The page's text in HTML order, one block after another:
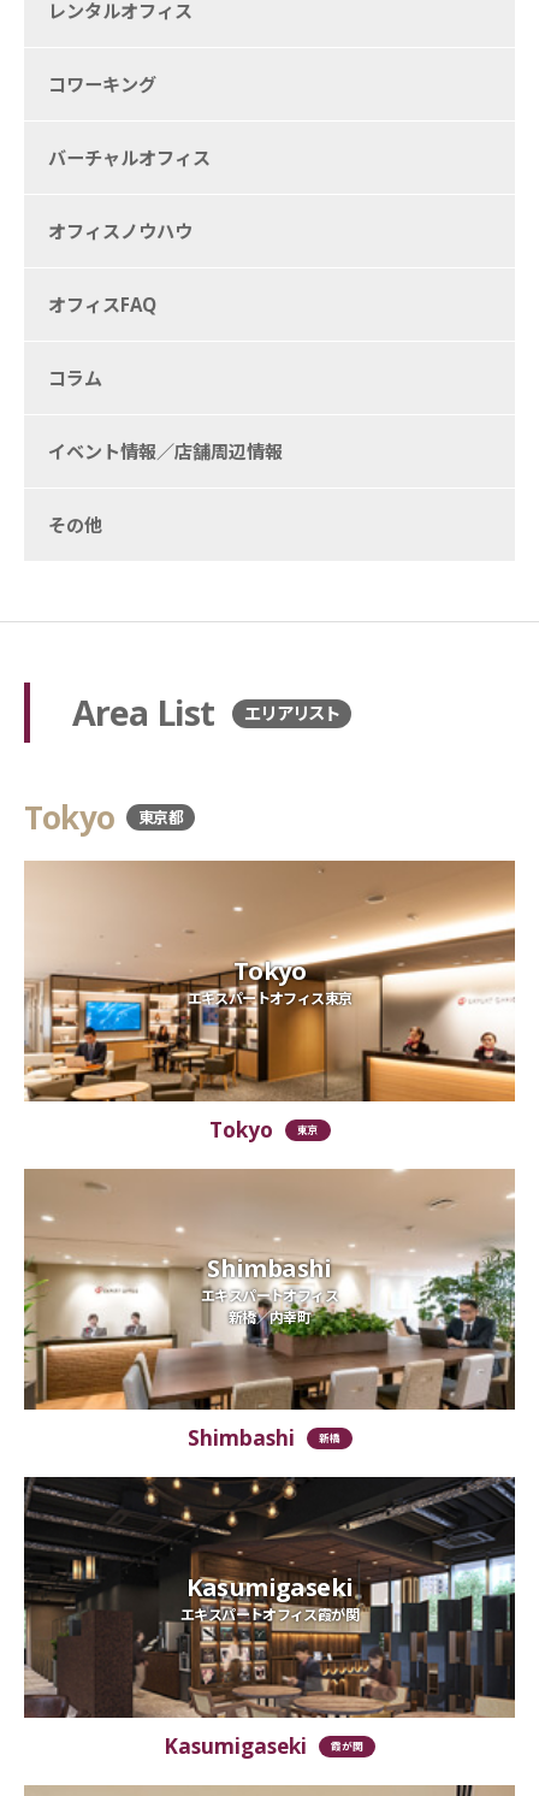
レンタルオフィス
コワーキング
バーチャルオフィス
オフィスノウハウ
オフィスFAQ
コラム
イベント情報／店舗周辺情報
その他
Area List エリアリスト
Tokyo 東京都
Tokyo
エキスパートオフィス東京
Tokyo 東京
Shimbashi
エキスパートオフィス
新橋／内幸町
Shimbashi 新橋
Kasumigaseki
エキスパートオフィス霞が関
Kasumigaseki 霞が関